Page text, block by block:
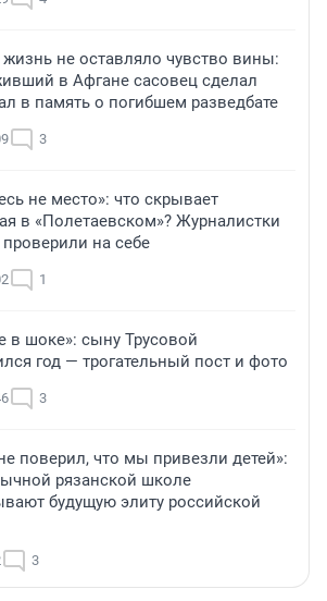
не оставляло чувство вины:
в Афгане сасовец сделал
в память о погибшем разведбате
3
не место»: что скрывает
в «Полетаевском»? Журналистки
проверили на себе
1
в шоке»: сыну Трусовой
год — трогательный пост и фото
3
поверил, что мы привезли детей»:
рязанской школе
будущую элиту российской
3